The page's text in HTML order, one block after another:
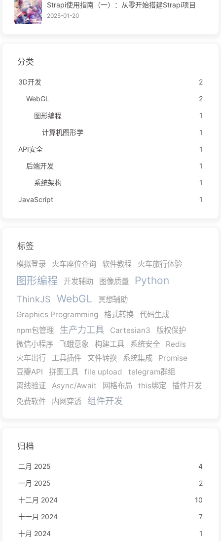
Strapi使用指南（一）：从零开始搭建Strapi项目
2025-01-20
分类
3D开发
2
WebGL
2
图形编程
1
计算机图形学
1
API安全
1
后端开发
1
系统架构
1
JavaScript
1
标签
模拟登录 火车座位查询 软件教程 火车旅行体验
图形编程 开发辅助 图像质量 Python
ThinkJS WebGL
冥想辅助
Graphics Programming
格式转换
代码生成
npm包管理
生产力工具 Cartesian3
版权保护
微信小程序
飞蛾意象 构建工具 系统安全
Redis
火车出行
工具插件 文件转换 系统集成
Promise
豆瓣API
拼图工具 file upload
telegram群组
离线验证
Async/Await 网格布局 this绑定
插件开发
免费软件
内网穿透 组件开发
归档
二月 2025
4
一月 2025
2
十二月 2024
10
十一月 2024
7
十月 2024
1